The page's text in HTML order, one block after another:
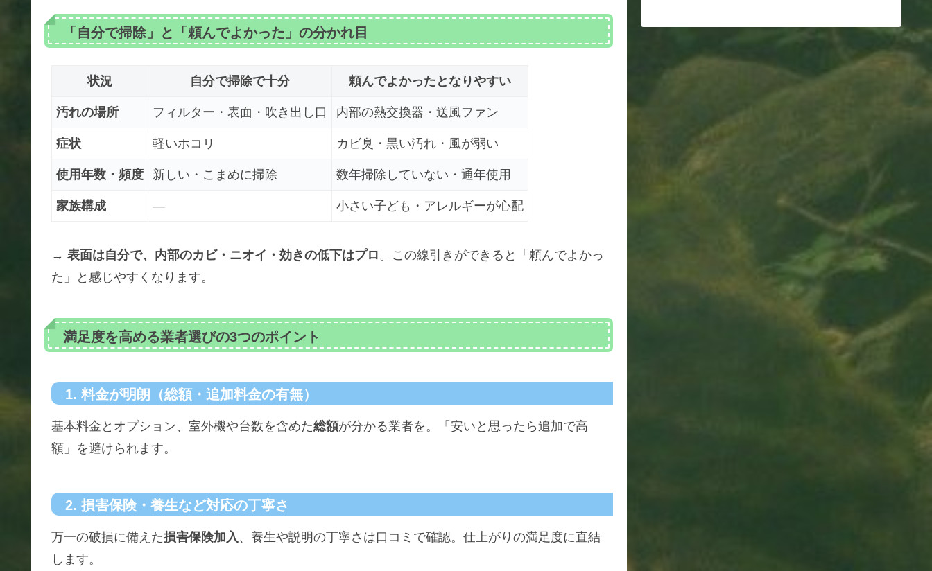
「自分で掃除」と「頼んでよかった」の分かれ目
状況 自分で掃除で十分 頼んでよかったとなりやすい
汚れの場所 フィルター・表面・吹き出し口 内部の熱交換器・送風ファン
症状 軽いホコリ カビ臭・黒い汚れ・風が弱い
使用年数・頻度 新しい・こまめに掃除 数年掃除していない・通年使用
家族構成 ― 小さい子ども・アレルギーが心配
→ 表面は自分で、内部のカビ・ニオイ・効きの低下はプロ。この線引きができると「頼んでよかっ
た」と感じやすくなります。
満足度を高める業者選びの3つのポイント
1. 料金が明朗（総額・追加料金の有無）
基本料金とオプション、室外機や台数を含めた総額が分かる業者を。「安いと思ったら追加で高
額」を避けられます。
2. 損害保険・養生など対応の丁寧さ
万一の破損に備えた損害保険加入、養生や説明の丁寧さは口コミで確認。仕上がりの満足度に直結
します。